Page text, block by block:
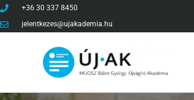
+36 30 337 8450
jelentkezes@ujakademia.hu